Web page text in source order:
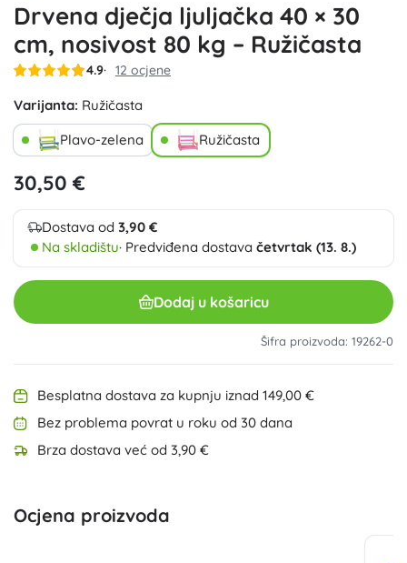
Drvena dječja ljuljačka 40 × 30
cm, nosivost 80 kg – Ružičasta
4.9 12 ocjene
Varijanta: Ružičasta
Plavo-zelena
Ružičasta
30,50 €
Dostava od 3,90 €
Na skladištu· Predviđena dostava četvrtak (13. 8.)
Dodaj u košaricu
Šifra proizvoda: 19262-0
Besplatna dostava za kupnju iznad 149,00 €
Bez problema povrat u roku od 30 dana
Brza dostava već od 3,90 €
Ocjena proizvoda